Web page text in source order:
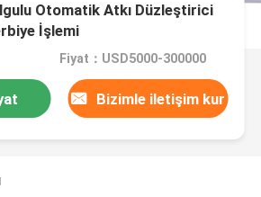
Otomatik Atkı Düzleştirici
İşlemi
Fiyat：USD5000-300000
Bizimle iletişim kur